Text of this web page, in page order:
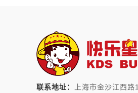
联系地址：
上海市金沙江西